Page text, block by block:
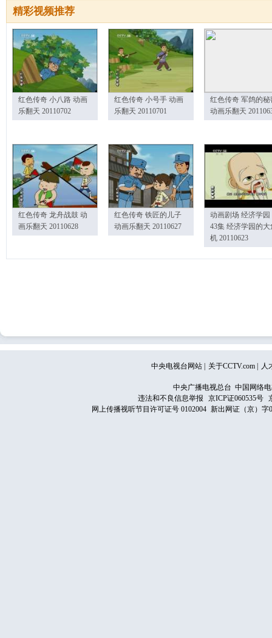
精彩视频推荐
红色传奇 小八路 动画
乐翻天 20110702
红色传奇 小号手 动画
乐翻天 20110701
红色传奇 军鸽的秘
动画乐翻天
红色传奇 龙舟战鼓 动
画乐翻天 20110628
红色传奇 铁匠的儿子
动画乐翻天 20110627
动画剧场 经济学园
43集 经济学园的大
机 20110623
中央电视台网站 关于CCTV.com 人
中央广播电视总台 中国网络
违法和不良信息举报
京ICP证060535号
网上传播视听节目许可证号 0102004 新出网证（京）